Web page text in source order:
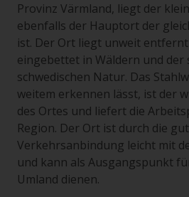
Provinz Värmland, liegt der
ebenfalls der Hauptort der
ist. Der Ort liegt unweit entfernt
eingebettet in Wäldern und der
schwedischen Natur. Das
weitem erkennen lässt, ist der
des Ortes und liefert die
Region. Der Ort ist durch die
Verkehrsanbindung leicht mit
und kann als Ausgangspunkt
Umland dienen.